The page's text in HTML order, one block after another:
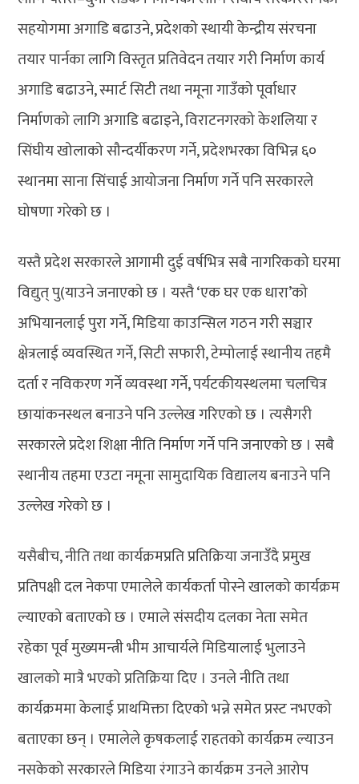
सहयोगमा अगाडि बढाउने, प्रदेशको स्थायी केन्द्रीय संरचना
तयार पार्नका लागि विस्तृत प्रतिवेदन तयार गरी निर्माण कार्य
अगाडि बढाउने, स्मार्ट सिटी तथा नमूना गाउँको पूर्वाधार
निर्माणको लागि अगाडि बढाइने, विराटनगरको केशलिया र
सिंघीय खोलाको सौन्दर्यीकरण गर्ने, प्रदेशभरका विभिन्न ६०
स्थानमा साना सिंचाई आयोजना निर्माण गर्ने पनि सरकारले
घोषणा गरेको छ ।
यस्तै प्रदेश सरकारले आगामी दुई वर्षभित्र सबै नागरिकको घरमा
विद्युत् पु(याउने जनाएको छ । यस्तै ‘एक घर एक धारा’को
अभियानलाई पुरा गर्ने, मिडिया काउन्सिल गठन गरी सञ्चार
क्षेत्रलाई व्यवस्थित गर्ने, सिटी सफारी, टेम्पोलाई स्थानीय तहमै
दर्ता र नविकरण गर्ने व्यवस्था गर्ने, पर्यटकीयस्थलमा चलचित्र
छायांकनस्थल बनाउने पनि उल्लेख गरिएको छ । त्यसैगरी
सरकारले प्रदेश शिक्षा नीति निर्माण गर्ने पनि जनाएको छ । सबै
स्थानीय तहमा एउटा नमूना सामुदायिक विद्यालय बनाउने पनि
उल्लेख गरेको छ ।
यसैबीच, नीति तथा कार्यक्रमप्रति प्रतिक्रिया जनाउँदै प्रमुख
प्रतिपक्षी दल नेकपा एमालेले कार्यकर्ता पोस्ने खालको कार्यक्रम
ल्याएको बताएको छ । एमाले संसदीय दलका नेता समेत
रहेका पूर्व मुख्यमन्त्री भीम आचार्यले मिडियालाई भुलाउने
खालको मात्रै भएको प्रतिक्रिया दिए । उनले नीति तथा
कार्यक्रममा केलाई प्राथमिक्ता दिएको भन्ने समेत प्रस्ट नभएको
बताएका छन् । एमालेले कृषकलाई राहतको कार्यक्रम ल्याउन
नसकेको सरकारले मिडिया रंगाउने कार्यक्रम उनले आरोप